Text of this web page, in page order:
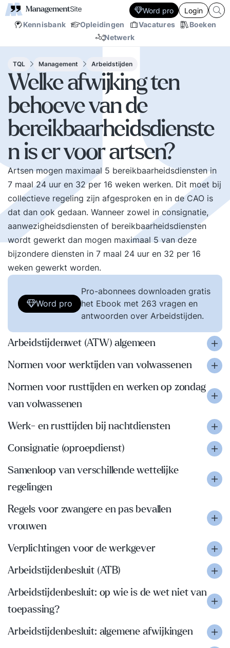
Kennisbank Opleidingen Vacatures
Boeken
Netwerk
Word pro Login
TQL Management Arbeidstijden
Welke afwijking ten
behoeve van de
bereikbaarheidsdienste
n is er voor artsen?
Artsen mogen maximaal 5 bereikbaarheidsdiensten in
7 maal 24 uur en 32 per 16 weken werken. Dit moet bij
collectieve regeling zijn afgesproken en in de CAO is
dat dan ook gedaan. Wanneer zowel in consignatie,
aanwezigheidsdiensten of bereikbaarheidsdiensten
wordt gewerkt dan mogen maximaal 5 van deze
bijzondere diensten in 7 maal 24 uur en 32 per 16
weken gewerkt worden.
Word pro
Pro-abonnees downloaden gratis
het Ebook met 263 vragen en
antwoorden over Arbeidstijden.
Arbeidstijdenwet (ATW) algemeen
Normen voor werktijden van volwassenen
Normen voor rusttijden en werken op zondag
van volwassenen
Werk- en rusttijden bij nachtdiensten
Consignatie (oproepdienst)
Samenloop van verschillende wettelijke
regelingen
Regels voor zwangere en pas bevallen
vrouwen
Verplichtingen voor de werkgever
Arbeidstijdenbesluit (ATB)
Arbeidstijdenbesluit: op wie is de wet niet van
toepassing?
Arbeidstijdenbesluit: algemene afwijkingen